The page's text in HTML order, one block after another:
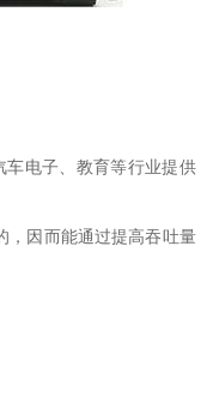
电子、教育等行业提供
因而能通过提高吞吐量